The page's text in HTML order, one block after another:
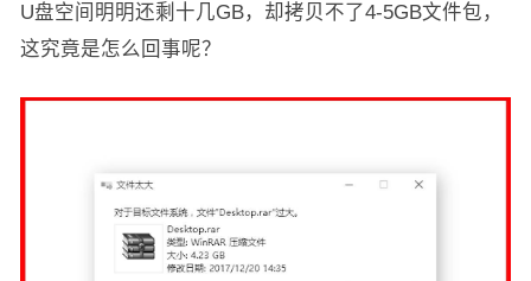
U盘空间明明还剩十几GB，却拷贝不了4-5GB文件包，
这究竟是怎么回事呢？